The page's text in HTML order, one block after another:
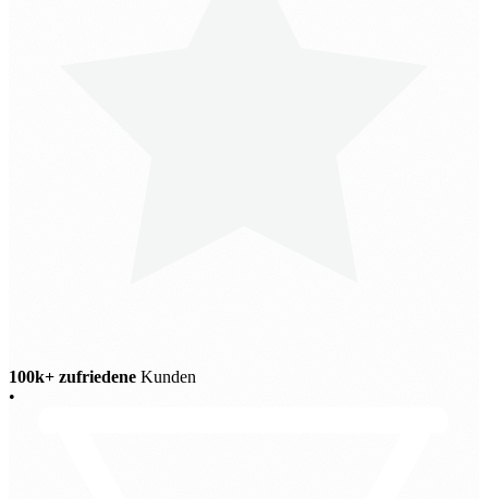
100k+ zufriedene Kunden
•